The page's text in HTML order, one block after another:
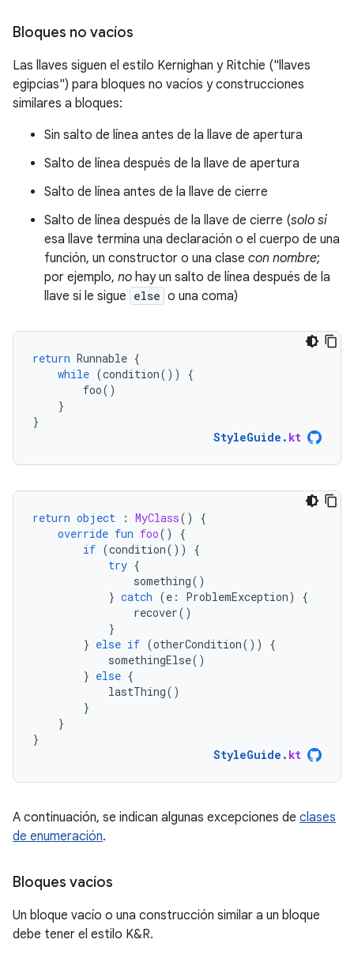
Bloques no vacíos
Las llaves siguen el estilo Kernighan y Ritchie ("llaves
egipcias") para bloques no vacíos y construcciones
similares a bloques:
Sin salto de línea antes de la llave de apertura
Salto de línea después de la llave de apertura
Salto de línea antes de la llave de cierre
Salto de línea después de la llave de cierre (solo si
esa llave termina una declaración o el cuerpo de una
función, un constructor o una clase con nombre;
por ejemplo, no hay un salto de línea después de la
llave si le sigue else o una coma)
return Runnable {
while (condition())
{
foo()
}
}
StyleGuide . kt
return object : MyClass()
{
override fun foo()
{
if (condition())
{
try {
something()
} catch (e : ProblemException)
{
recover()
}
} else if (otherCondition())
{
somethingElse()
} else {
lastThing()
}
}
}
StyleGuide . kt
A continuación, se indican algunas excepciones de clases
de enumeración.
Bloques vacíos
Un bloque vacío o una construcción similar a un bloque
debe tener el estilo K&R.